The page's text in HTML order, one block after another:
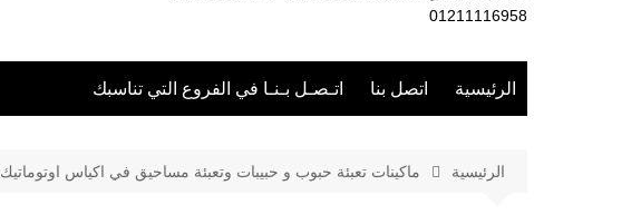
01211116958
الرئيسية اتصل بنا اتـصـل بـنـا في الفروع التي تناسبك
الرئيسية ماكينات تعبئة حبوب و حبيبات وتعبئة مساحيق في اكياس اوتوماتيك